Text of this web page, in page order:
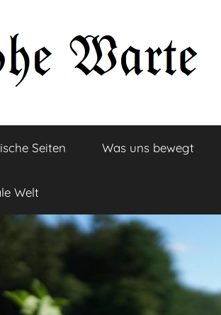
Seiten Was uns bewegt
Welt